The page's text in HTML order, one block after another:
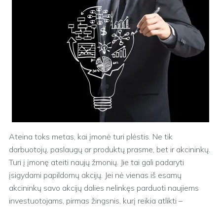
Ateina toks metas, kai įmonė turi plėstis. Ne tik
darbuotojų, paslaugų ar produktų prasme, bet ir akcininkų.
Turi į įmonę ateiti naujų žmonių. Jie tai gali padaryti
įsigydami papildomų akcijų. Jei nė vienas iš esamų
akcininkų savo akcijų dalies nelinkęs parduoti naujiems
investuotojams, pirmas žingsnis, kurį reikia atlikti –